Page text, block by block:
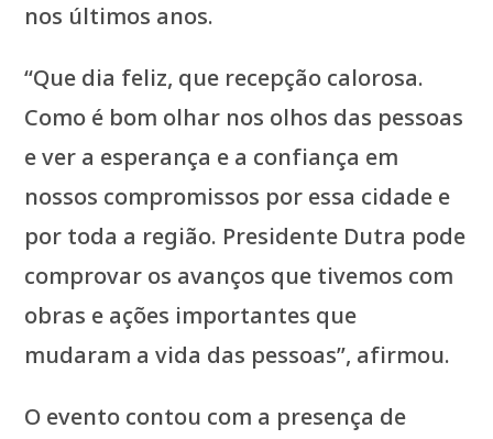
nos últimos anos.
“Que dia feliz, que recepção calorosa.
Como é bom olhar nos olhos das pessoas
e ver a esperança e a confiança em
nossos compromissos por essa cidade e
por toda a região. Presidente Dutra pode
comprovar os avanços que tivemos com
obras e ações importantes que
mudaram a vida das pessoas”, afirmou.
O evento contou com a presença de